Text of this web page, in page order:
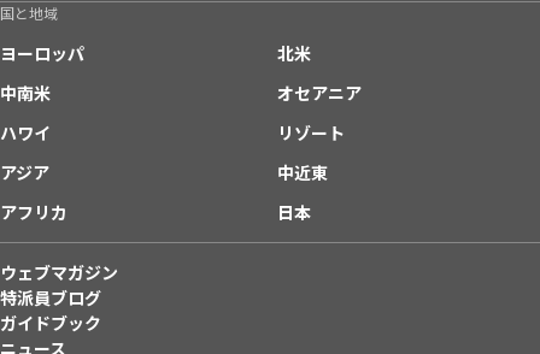
国と地域
ヨーロッパ
北米
中南米
オセアニア
ハワイ
リゾート
アジア
中近東
アフリカ
日本
ウェブマガジン
特派員ブログ
ガイドブック
ニュース